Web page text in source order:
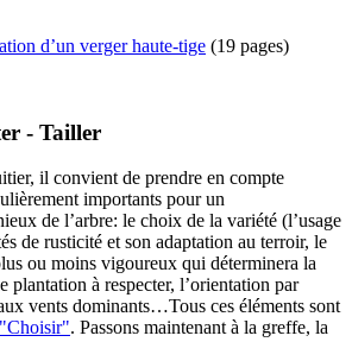
d’un verger haute-tige (19 pages)
- Tailler
il convient de prendre en compte
importants pour un
de l’arbre: le choix de la variété (l’usage
de rusticité et son adaptation au terroir, le
ou moins vigoureux qui déterminera la
plantation à respecter, l’orientation par
vents dominants…Tous ces éléments sont
"Choisir". Passons maintenant à la greffe, la